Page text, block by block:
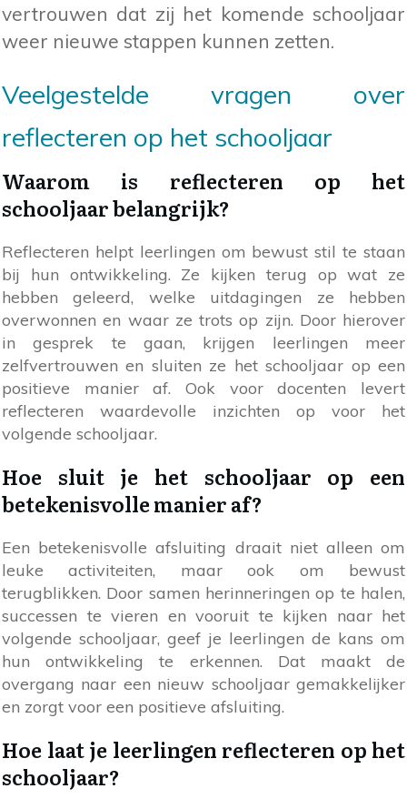
vertrouwen dat zij het komende schooljaar
weer nieuwe stappen kunnen zetten.
Veelgestelde vragen over
reflecteren op het schooljaar
Waarom is reflecteren op het
schooljaar belangrijk?
Reflecteren helpt leerlingen om bewust stil te staan
bij hun ontwikkeling. Ze kijken terug op wat ze
hebben geleerd, welke uitdagingen ze hebben
overwonnen en waar ze trots op zijn. Door hierover
in gesprek te gaan, krijgen leerlingen meer
zelfvertrouwen en sluiten ze het schooljaar op een
positieve manier af. Ook voor docenten levert
reflecteren waardevolle inzichten op voor het
volgende schooljaar.
Hoe sluit je het schooljaar op een
betekenisvolle manier af?
Een betekenisvolle afsluiting draait niet alleen om
leuke activiteiten, maar ook om bewust
terugblikken. Door samen herinneringen op te halen,
successen te vieren en vooruit te kijken naar het
volgende schooljaar, geef je leerlingen de kans om
hun ontwikkeling te erkennen. Dat maakt de
overgang naar een nieuw schooljaar gemakkelijker
en zorgt voor een positieve afsluiting.
Hoe laat je leerlingen reflecteren op het
schooljaar?